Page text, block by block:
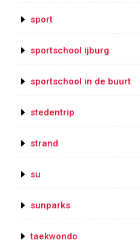
sport
sportschool ijburg
sportschool in de buurt
stedentrip
strand
su
sunparks
taekwondo